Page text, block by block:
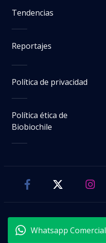
Tendencias
Reportajes
Política de privacidad
Política ética de
Biobiochile
Whatsapp Comercial